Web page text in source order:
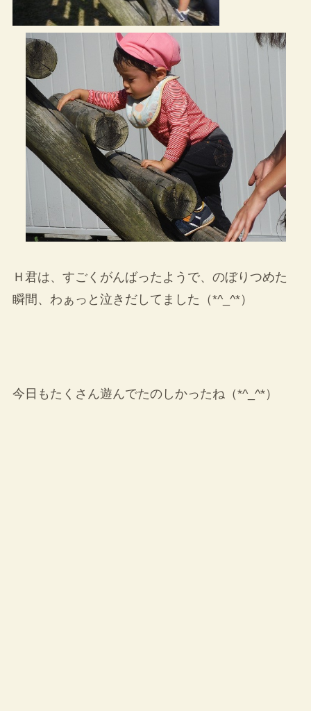
Ｈ君は、すごくがんばったようで、のぼりつめた
瞬間、わぁっと泣きだしてました（*^_^*）
今日もたくさん遊んでたのしかったね（*^_^*）